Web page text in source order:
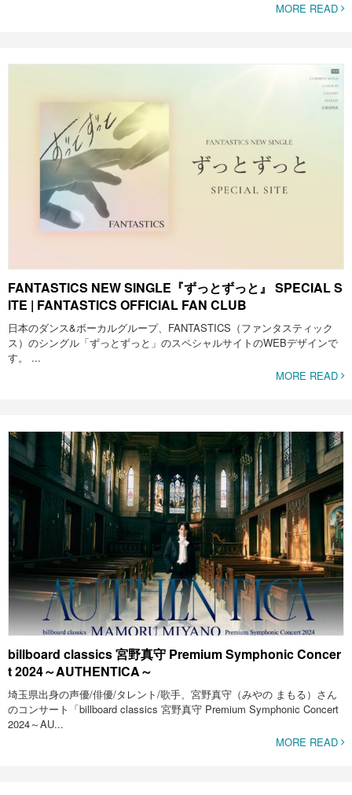
MORE READ
FANTASTICS NEW SINGLE『ずっとずっと』 SPECIAL S
ITE | FANTASTICS OFFICIAL FAN CLUB
日本のダンス&ボーカルグループ、FANTASTICS（ファンタスティック
ス）のシングル「ずっとずっと」のスペシャルサイトのWEBデザインで
す。 ...
MORE READ
billboard classics 宮野真守 Premium Symphonic Concer
t 2024～AUTHENTICA～
埼玉県出身の声優/俳優/タレント/歌手、宮野真守（みやの まもる）さん
のコンサート「billboard classics 宮野真守 Premium Symphonic Concert
2024～AU...
MORE READ